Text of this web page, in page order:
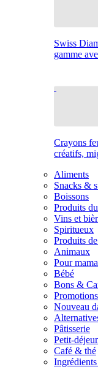
Swiss
gamme
Crayons
créatifs,
Aliments
Snacks &
Boissons
Produits
Vins et
Spiritueux
Produits
Animaux
Pour
Bébé
Bons &
Promotions
Nouveau
Pâtisserie
Petit-
Café & thé